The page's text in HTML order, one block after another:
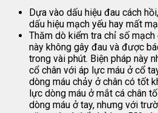
Dựa vào dấu hiệu đau cách
dấu hiệu mạch yếu hay mất
Thăm dò kiểm tra chỉ số mạch
này không gây đau và được
trong vài phút. Biện pháp này
cổ chân với áp lực máu ở cổ
dòng máu chảy ở chân có tốt
lực dòng máu ở mắt cá chân
dòng máu ở tay, nhưng với